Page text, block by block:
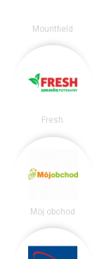
Mountfield
Fresh
Môj obchod